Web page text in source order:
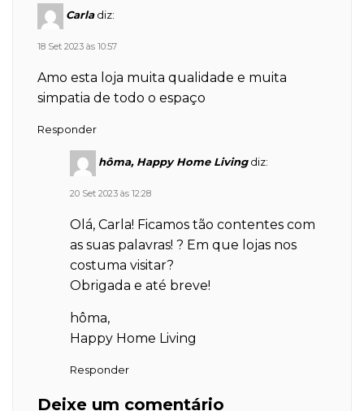
Carla diz:
18 Set 2023 às 10:57
Amo esta loja muita qualidade e muita
simpatia de todo o espaço
Responder
hôma, Happy Home Living diz:
20 Set 2023 às 12:28
Olá, Carla! Ficamos tão contentes com
as suas palavras! ? Em que lojas nos
costuma visitar?
Obrigada e até breve!
hôma,
Happy Home Living
Responder
Deixe um comentário